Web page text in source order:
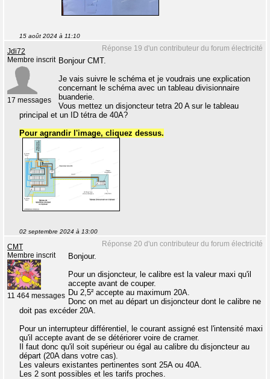
15 août 2024 à 11:10
Réponse 19 d'un contributeur du forum électricité
Jdi72
Membre inscrit
17 messages
Bonjour CMT.
Je vais suivre le schéma et je voudrais une explication
concernant le schéma avec un tableau divisionnaire
buanderie.
Vous mettez un disjoncteur tetra 20 A sur le tableau
principal et un ID tétra de 40A?
Pour agrandir l'image, cliquez dessus.
02 septembre 2024 à 13:00
Réponse 20 d'un contributeur du forum électricité
CMT
Membre inscrit
11 464 messages
Bonjour.
Pour un disjoncteur, le calibre est la valeur maxi qu'il
accepte avant de couper.
Du 2,5² accepte au maximum 20A.
Donc on met au départ un disjoncteur dont le calibre ne
doit pas excéder 20A.
Pour un interrupteur différentiel, le courant assigné est l'intensité maxi
qu'il accepte avant de se détériorer voire de cramer.
Il faut donc qu'il soit supérieur ou égal au calibre du disjoncteur au
départ (20A dans votre cas).
Les valeurs existantes pertinentes sont 25A ou 40A.
Les 2 sont possibles et les tarifs proches.